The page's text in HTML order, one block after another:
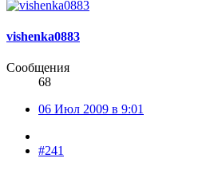
vishenka0883
Сообщения
68
06 Июл 2009 в 9:01
#241